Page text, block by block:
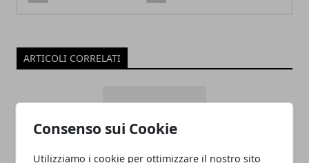
Consenso sui Cookie
Utilizziamo i cookie per ottimizzare il nostro sito
ARTICOLI CORRELATI